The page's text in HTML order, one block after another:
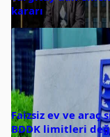
kararı
Faizsiz ev ve araç
BDDK limitleri